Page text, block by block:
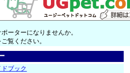
ーターになりませんか。
ご覧ください。
ブック